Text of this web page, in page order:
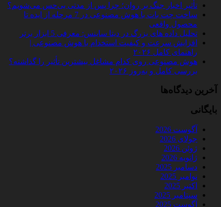
تأثیر اخبار جنگ بر روان؛ چرا پس از مدتی بی‌حس می‌شویم؟
ساخت چت‌ بات با هوش مصنوعی در 7 مرحله از ایده تا
محصول واقعی
تحلیل داده‌ های بزرگ در دیتا ساینس: معرفی 5 ابزار برتر
افزایش سرعت و کیفیت استخدام با هوش مصنوعی |
راهنمای کامل ۲۰۲۶
هوش مصنوعی روی کدام مشاغل بیشترین تأثیر را گذاشته؟
بررسی کامل و به‌روز ۲۰۲۶
آخرین دیدگاه‌ها
بایگانی
آگوست 2026
جولای 2026
ژوئن 2026
ژانویه 2026
دسامبر 2025
نوامبر 2025
اکتبر 2025
سپتامبر 2025
آگوست 2025